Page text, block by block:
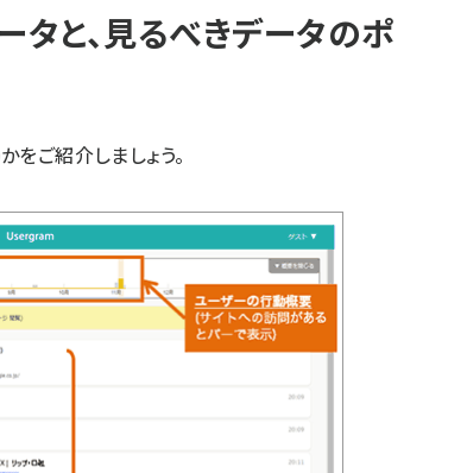
タと、見るべきデータのポ
ご紹介しましょう。